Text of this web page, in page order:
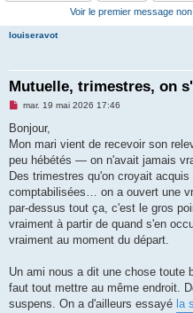
Voir le premier message non
louiseravot
Mutuelle, trimestres, on
M
s
a
g
n
o
l
u
mar. 19 mai 2026 17:46
Bonjour,
Mon mari vient de recevoir son
peu hébétés — on n'avait jamais
Des trimestres qu'on croyait
comptabilisées… on a ouvert une
par-dessus tout ça, c'est le gros
vraiment à partir de quand s'en
vraiment au moment du départ.
Un ami nous a dit une chose toute
faut tout mettre au même endroit.
suspens. On a d'ailleurs essayé la